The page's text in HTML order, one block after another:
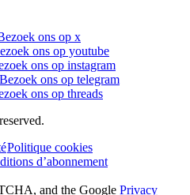
ons op x
ons op youtube
ons op instagram
Bezoek ons op telegram
ons op threads
Politique cookies
d’abonnement
and the Google Privacy